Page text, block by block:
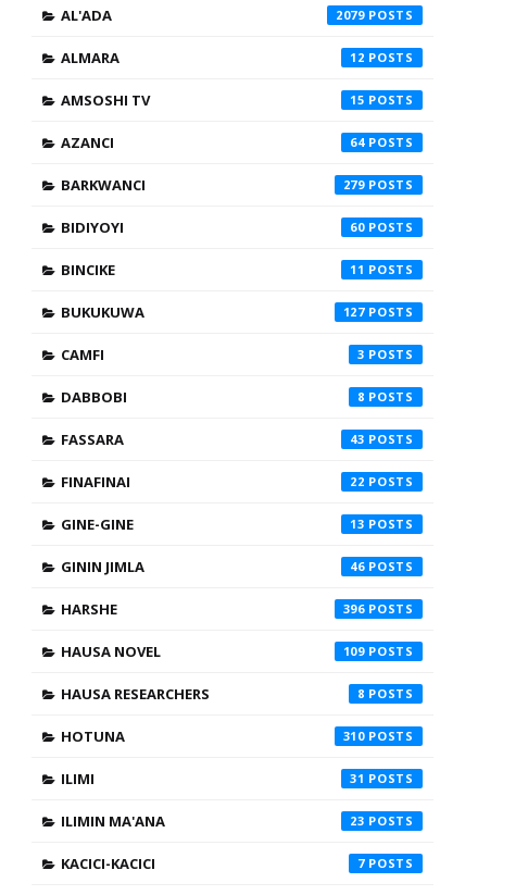
AL'ADA 2079
ALMARA 12
AMSOSHI TV 15
AZANCI 64
BARKWANCI 279
BIDIYOYI 60
BINCIKE 11
BUKUKUWA 127
CAMFI 3
DABBOBI 8
FASSARA 43
FINAFINAI 22
GINE-GINE 13
GININ JIMLA 46
HARSHE 396
HAUSA NOVEL 109
HAUSA RESEARCHERS 8
HOTUNA 310
ILIMI 31
ILIMIN MA'ANA 23
KACICI-KACICI 7